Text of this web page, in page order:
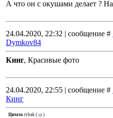
А что он с окушами делает ?
24.04.2020, 22:32 | сообщение #
Dymkov84
Кинг, Красивые фото
24.04.2020, 22:55 | сообщение #
Кинг
Цитата rybak ( )